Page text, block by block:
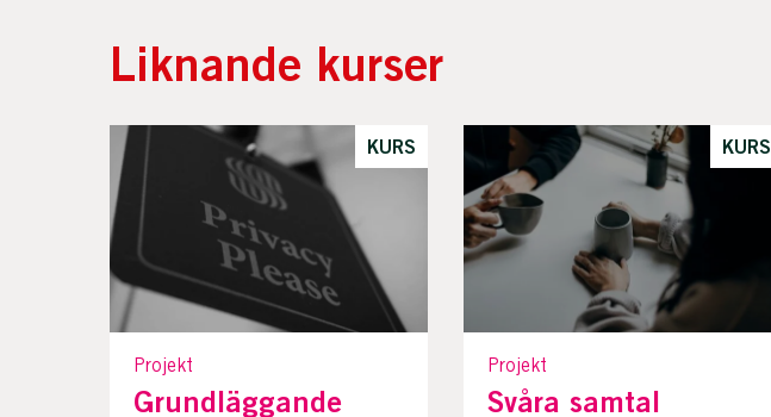
Liknande kurser
KURS
Projekt
Grundläggande
KURS
Projekt
Svåra samtal